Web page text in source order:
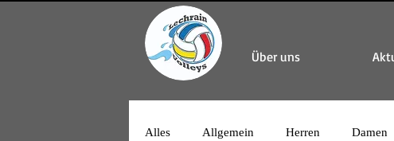
Über uns
Alles Allgemein Herren Damen